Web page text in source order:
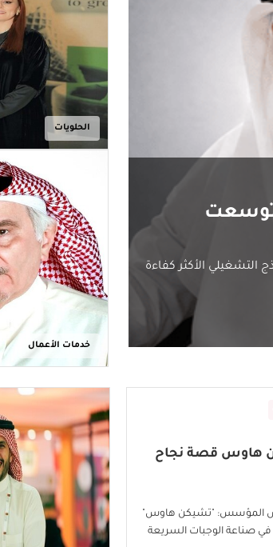
الأكثر كفاءة
الحلويات
خدمات الأعمال
هاوس قصة نجاح
المؤسس: "تشيكن هاوس"
صناعة الوجبات السريعة